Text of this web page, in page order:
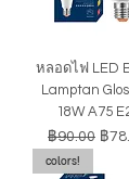
หลอดไฟ LED
Lamptan
18W A75
ราคาปกติ
฿90.00 รา
฿
colors!